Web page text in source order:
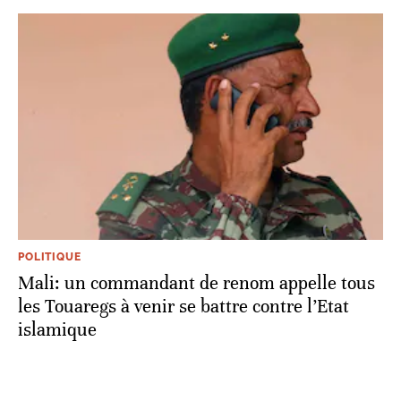
POLITIQUE
Mali: un commandant de renom appelle tous
les Touaregs à venir se battre contre l’Etat
islamique